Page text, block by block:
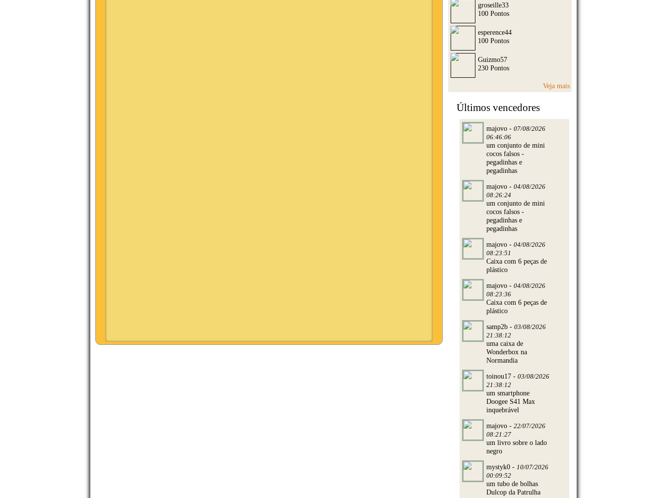
groseille33
100 Pontos
esperence44
100 Pontos
Guizmo57
230 Pontos
Veja mais
Últimos vencedores
majovo - 07/08/2026
06:46:06
um conjunto de mini
cocos falsos -
pegadinhas e
pegadinhas
majovo - 04/08/2026
08:26:24
um conjunto de mini
cocos falsos -
pegadinhas e
pegadinhas
majovo - 04/08/2026
08:23:51
Caixa com 6 peças de
plástico
majovo - 04/08/2026
08:23:36
Caixa com 6 peças de
plástico
samp2b - 03/08/2026
21:38:12
uma caixa de
Wonderbox na
Normandia
toinou17 - 03/08/2026
21:38:12
um smartphone
Doogee S41 Max
inquebrável
majovo - 22/07/2026
08:21:27
um livro sobre o lado
negro
mystyk0 - 10/07/2026
00:09:52
um tubo de bolhas
Dulcop da Patrulha